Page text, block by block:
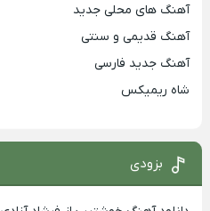
آهنگ های محلی جدید
آهنگ قدیمی و سنتی
آهنگ جدید فارسی
شاه ریمیکس
بزودی